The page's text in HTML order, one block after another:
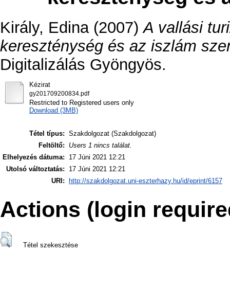
Király, Edina(2007)A vallási
kereszténység és az iszlám
Digitalizálás Gyöngyös.
Kézirat
gy201709200834.pdf
Restricted to Registered users only
Download (3MB)
Tétel típus: Szakdolgozat (Szakdolgozat)
Feltöltő:
Users 1 nincs találat.
Elhelyezés dátuma:
17 Júni 2021 12:21
Utolsó változtatás:
17 Júni 2021 12:21
URI:
http://szakdolgozat.uni-eszterhazy.hu/id/eprint/6157
Actions (login
Tétel szekesztése